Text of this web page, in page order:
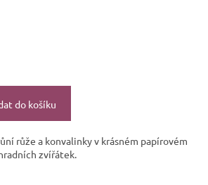
do košíku
růže a konvalinky v krásném papírovém
zvířátek.